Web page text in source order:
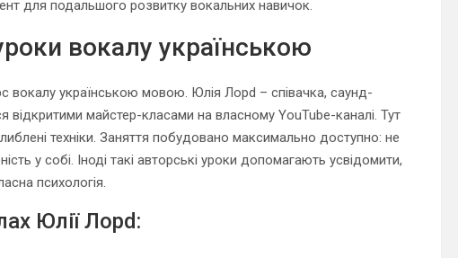
для подальшого розвитку вокальних навичок.
вокалу українською
вокалу українською мовою. Юлія Лорd – співачка, саунд-
відкритими майстер-класами на власному YouTube-каналі. Тут
техніки. Заняття побудовано максимально доступно: не
у собі. Іноді такі авторські уроки допомагають усвідомити,
психологія.
Юлії Лорd: